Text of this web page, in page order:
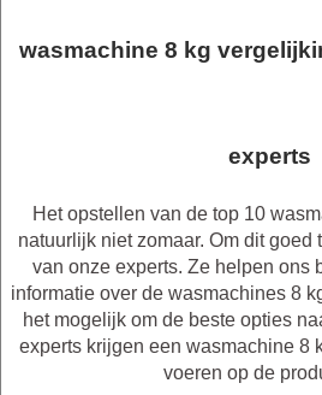
wasmachine 8 kg
experts
Het opstellen van de top 10
natuurlijk niet zomaar. Om dit
van onze experts. Ze helpen ons
informatie over de wasmachines 8
het mogelijk om de beste opties
experts krijgen een wasmachine 8
voeren op de